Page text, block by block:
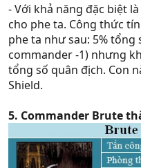
- Với khả năng đặc biệt
cho phe ta. Công thức
phe ta như sau: 5% tổng
commander -1) nhưng
tổng số quân địch. Con
Shield.
5. Commander Brute